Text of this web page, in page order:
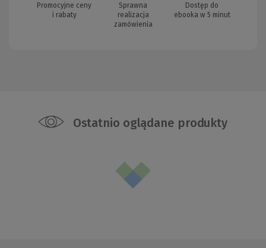
Promocyjne ceny
i rabaty
Sprawna
realizacja
zamówienia
Dostęp do
ebooka w 5 minut
Ostatnio oglądane produkty